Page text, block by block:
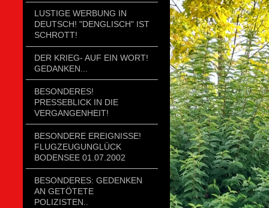
LUSTIGE WERBUNG IN
DEUTSCH! "DENGLISCH" IST
SCHROTT!
DER KRIEG- AUF EIN WORT!
GEDANKEN...
BESONDERES!
PRESSEBLICK IN DIE
VERGANGENHEIT!
BESONDERE EREIGNISSE!
FLUGZEUGUNGLÜCK
BODENSEE 01.07.2002
BESONDERES: GEDENKEN
AN GETÖTETE
POLIZISTEN..